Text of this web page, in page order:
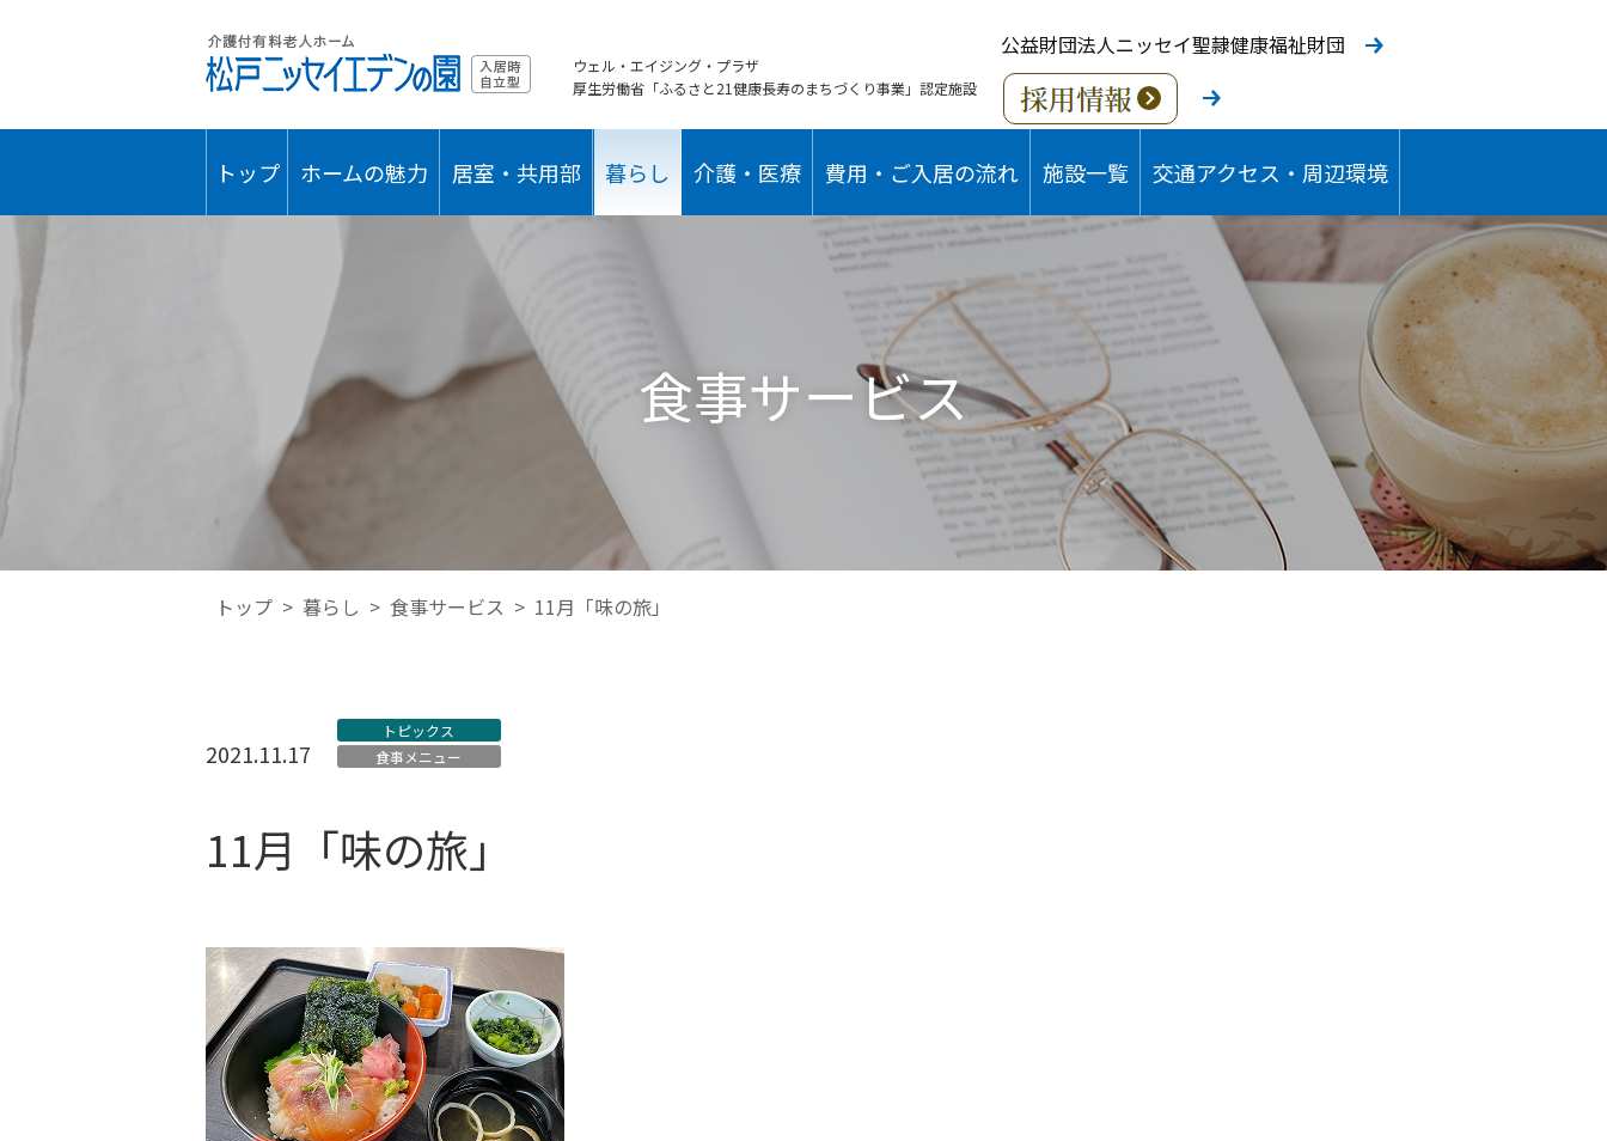
公益財団法人ニッセイ聖隷健康福祉財団
ウェル・エイジング・プラザ
厚生労働省「ふるさと21健康長寿のまちづくり事業」認定施設
トップ ホームの魅力 居室・共用部 暮らし 介護・医療 費用・ご入居の流れ 施設一覧 交通アクセス・周辺環境
食事サービス
トップ > 暮らし > 食事サービス > 11月「味の旅」
2021.11.17
トピックス
食事メニュー
11月「味の旅」